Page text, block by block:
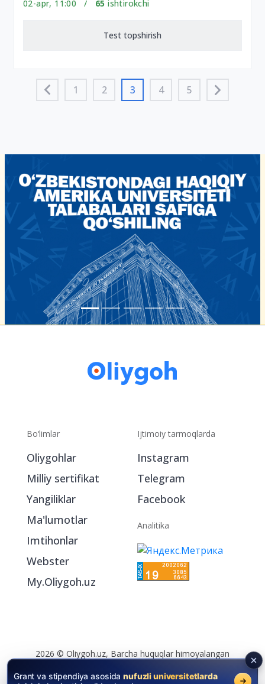
02-apr, 11:00 / 65 ishtirokchi
Test topshirish
1 2 3 4 5
Bo‘limlar
Oliygohlar
Milliy sertifikat
Yangiliklar
Ma'lumotlar
Imtihonlar
Webster
My.Oliygoh.uz
Ijtimoiy tarmoqlarda
Instagram
Telegram
Facebook
Analitika
2026 © Oliygoh.uz, Barcha huquqlar himoyalangan
Reklama/Foydalanish shartlari
Grant va stipendiya asosidanufuzli universitetlarda